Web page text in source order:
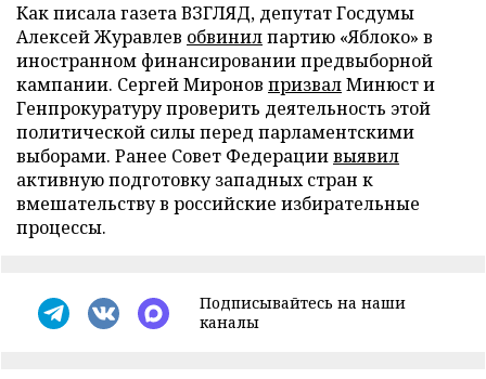
Как писала газета ВЗГЛЯД, депутат Госдумы
Алексей Журавлев обвинилпартию «Яблоко» в
иностранном финансировании предвыборной
кампании. Сергей Миронов призвалМинюст и
Генпрокуратуру проверить деятельность этой
политической силы перед парламентскими
выборами. Ранее Совет Федерациивыявил
активную подготовку западных стран к
вмешательству в российские избирательные
процессы.
Подписывайтесь на наши
каналы